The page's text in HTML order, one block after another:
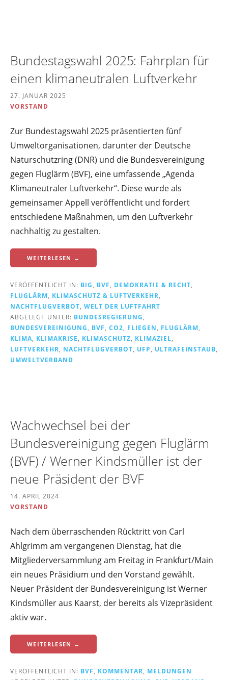
Bundestagswahl 2025: Fahrplan für
einen klimaneutralen Luftverkehr
27. JANUAR 2025
VORSTAND
Zur Bundestagswahl 2025 präsentierten fünf
Umweltorganisationen, darunter der Deutsche
Naturschutzring (DNR) und die Bundesvereinigung
gegen Fluglärm (BVF), eine umfassende „Agenda
Klimaneutraler Luftverkehr“. Diese wurde als
gemeinsamer Appell veröffentlicht und fordert
entschiedene Maßnahmen, um den Luftverkehr
nachhaltig zu gestalten.
WEITERLESEN →
VERÖFFENTLICHT IN: BIG, BVF, DEMOKRATIE & RECHT,
FLUGLÄRM, KLIMASCHUTZ & LUFTVERKEHR,
NACHTFLUGVERBOT, WELT DER LUFTFAHRT
ABGELEGT UNTER: BUNDESREGIERUNG,
BUNDESVEREINIGUNG, BVF, CO2, FLIEGEN, FLUGLÄRM,
KLIMA, KLIMAKRISE, KLIMASCHUTZ, KLIMAZIEL,
LUFTVERKEHR, NACHTFLUGVERBOT, UFP, ULTRAFEINSTAUB,
UMWELTVERBAND
Wachwechsel bei der
Bundesvereinigung gegen Fluglärm
(BVF) / Werner Kindsmüller ist der
neue Präsident der BVF
14. APRIL 2024
VORSTAND
Nach dem überraschenden Rücktritt von Carl
Ahlgrimm am vergangenen Dienstag, hat die
Mitgliederversammlung am Freitag in Frankfurt/Main
ein neues Präsidium und den Vorstand gewählt.
Neuer Präsident der Bundesvereinigung ist Werner
Kindsmüller aus Kaarst, der bereits als Vizepräsident
aktiv war.
WEITERLESEN →
VERÖFFENTLICHT IN: BVF, KOMMENTAR, MELDUNGEN